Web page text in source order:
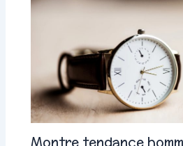
Montre tendance